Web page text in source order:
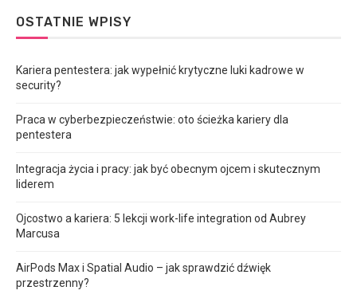
OSTATNIE WPISY
Kariera pentestera: jak wypełnić krytyczne luki kadrowe w
security?
Praca w cyberbezpieczeństwie: oto ścieżka kariery dla
pentestera
Integracja życia i pracy: jak być obecnym ojcem i skutecznym
liderem
Ojcostwo a kariera: 5 lekcji work-life integration od Aubrey
Marcusa
AirPods Max i Spatial Audio – jak sprawdzić dźwięk
przestrzenny?